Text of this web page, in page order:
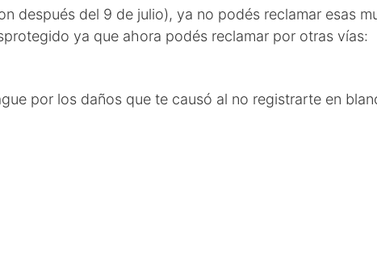
después del 9 de julio), ya no podés reclamar esas
ya que ahora podés reclamar por otras vías:
por los daños que te causó al no registrarte en